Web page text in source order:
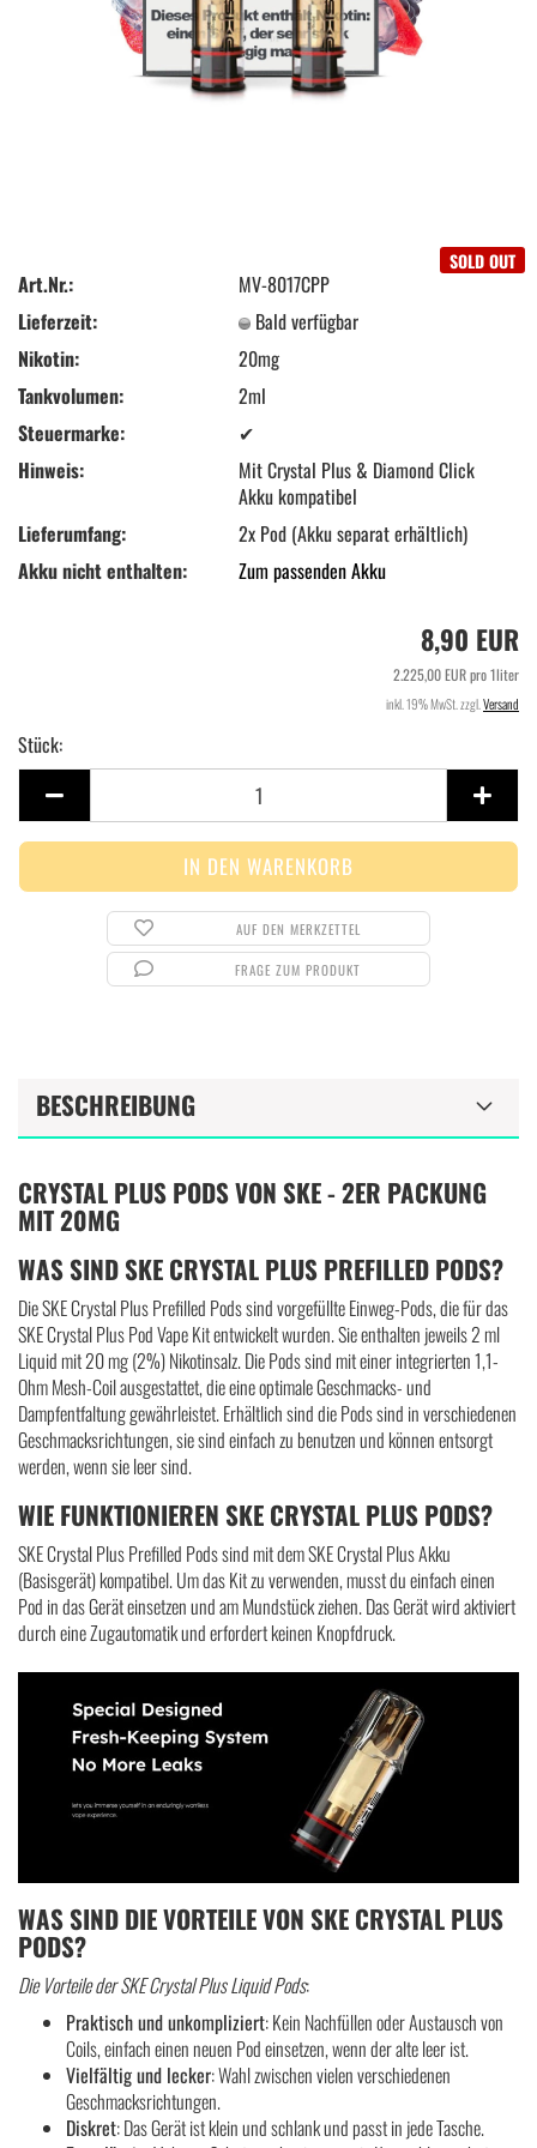
SOLD OUT
Art.Nr.:
MV-8017CPP
Lieferzeit:
Bald verfügbar
Nikotin:
20mg
Tankvolumen:
2ml
Steuermarke:
✔
Hinweis:
Mit Crystal Plus & Diamond Click
Akku kompatibel
Lieferumfang:
2x Pod (Akku separat erhältlich)
Akku nicht enthalten:
Zum passenden Akku
8,90 EUR
2.225,00 EUR pro 1liter
inkl. 19% MwSt. zzgl. Versand
Stück:
Stück
AUF DEN MERKZETTEL
FRAGE ZUM PRODUKT
BESCHREIBUNG
CRYSTAL PLUS PODS VON SKE - 2ER PACKUNG
MIT 20MG
WAS SIND SKE CRYSTAL PLUS PREFILLED PODS?
Die SKE Crystal Plus Prefilled Pods sind vorgefüllte Einweg-Pods, die für das
SKE Crystal Plus Pod Vape Kit entwickelt wurden. Sie enthalten jeweils 2 ml
Liquid mit 20 mg (2%) Nikotinsalz. Die Pods sind mit einer integrierten 1,1-
Ohm Mesh-Coil ausgestattet, die eine optimale Geschmacks- und
Dampfentfaltung gewährleistet. Erhältlich sind die Pods sind in verschiedenen
Geschmacksrichtungen, sie sind einfach zu benutzen und können entsorgt
werden, wenn sie leer sind.
WIE FUNKTIONIEREN SKE CRYSTAL PLUS PODS?
SKE Crystal Plus Prefilled Pods sind mit dem SKE Crystal Plus Akku
(Basisgerät) kompatibel. Um das Kit zu verwenden, musst du einfach einen
Pod in das Gerät einsetzen und am Mundstück ziehen. Das Gerät wird aktiviert
durch eine Zugautomatik und erfordert keinen Knopfdruck.
WAS SIND DIE VORTEILE VON SKE CRYSTAL PLUS
PODS?
Die Vorteile derSKE Crystal Plus Liquid Pods:
Praktisch und unkompliziert: Kein Nachfüllen oder Austausch von
Coils, einfach einen neuen Pod einsetzen, wenn der alte leer ist.
Vielfältig und lecker: Wahl zwischen vielen verschiedenen
Geschmacksrichtungen.
Diskret: Das Gerät ist klein und schlank und passt in jede Tasche.